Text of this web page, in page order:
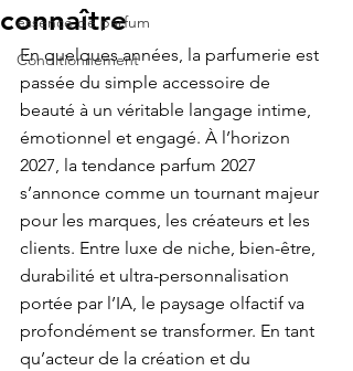
essence de parfum
Conditionnement
connaître
En quelques années, la parfumerie est
passée du simple accessoire de
beauté à un véritable langage intime,
émotionnel et engagé. À l’horizon
2027, la tendance parfum 2027
s’annonce comme un tournant majeur
pour les marques, les créateurs et les
clients. Entre luxe de niche, bien-être,
durabilité et ultra-personnalisation
portée par l’IA, le paysage olfactif va
profondément se transformer. En tant
qu’acteur de la création et du